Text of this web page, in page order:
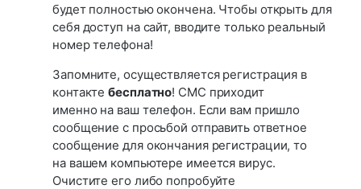
будет полностью окончена. Чтобы открыть для
себя доступ на сайт, вводите только реальный
номер телефона!
Запомните, осуществляется регистрация в
контактебесплатно! СМС приходит
именно на ваш телефон. Если вам пришло
сообщение с просьбой отправить ответное
сообщение для окончания регистрации, то
на вашем компьютере имеется вирус.
Очистите его либо попробуйте